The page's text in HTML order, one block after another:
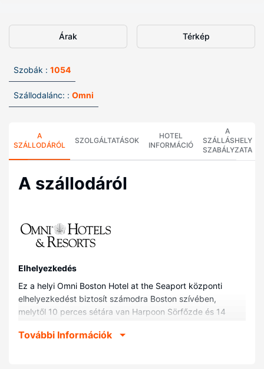
Árak Térkép
Szobák : 1054
Szállodalánc: : Omni
A
SZÁLLODÁRÓL
SZOLGÁLTATÁSOK
HOTEL
INFORMÁCIÓ
A
SZÁLLÁSHELY
SZABÁLYZATA
A szállodáról
Elhelyezkedés
Ez a helyi Omni Boston Hotel at the Seaport központi
elhelyezkedést biztosít számodra Boston szívében,
melytől 10 perces sétára van Harpoon Sörfőzde és 14
luxusszínvonalú hotel kb. 1,6 km-re található Bostoni
További Információk